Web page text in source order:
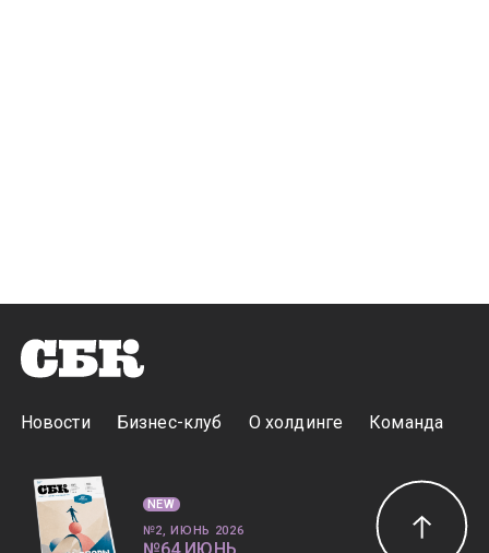
Новости Бизнес-клуб О холдинге Команда
NEW
№2, ИЮНЬ 2026